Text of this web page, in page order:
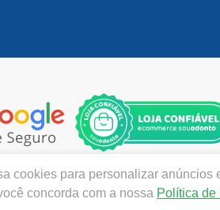
| Todos os direitos reservados |
21040-320| Política de
cookies para personalizar anúncios
concorda com a nossa Política